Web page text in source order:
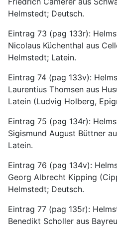
Helmstedt; Deutsch.
Eintrag 73 (pag 133r):
Nicolaus Küchenthal aus
Helmstedt; Latein.
Eintrag 74 (pag 133v):
Laurentius Thomsen aus
Latein (Ludvig Holberg,
Eintrag 75 (pag 134r):
Sigismund August Büttner
Latein.
Eintrag 76 (pag 134v):
Georg Albrecht Kipping
Helmstedt; Deutsch.
Eintrag 77 (pag 135r):
Benedikt Scholler aus